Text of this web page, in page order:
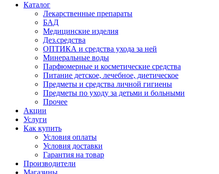
Каталог
Лекарственные препараты
БАД
Медицинские изделия
Дез.средства
ОПТИКА и средства ухода за ней
Минеральные воды
Парфюмерные и косметические средства
Питание детское, лечебное, диетическое
Предметы и средства личной гигиены
Предметы по уходу за детьми и больными
Прочее
Акции
Услуги
Как купить
Условия оплаты
Условия доставки
Гарантия на товар
Производители
Магазины